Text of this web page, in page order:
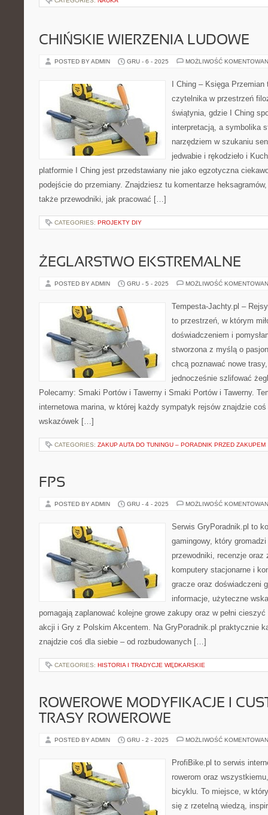
CHIŃSKIE WIERZENIA LUDOWE
POSTED BY ADMIN GRU - 6 - 2025 MOŻLIWOŚĆ
I Ching – Księga
czytelnika w przestrzeń
świątynia, gdzie I Ching
interpretacją, a symbolika
narzędziem w szukaniu
jedwabie i rękodzieło i
platformie I Ching jest przedstawiany nie jako egzotyczna
podejście do przemiany. Znajdziesz tu komentarze heksagramów,
także przewodniki, jak pracować […]
CATEGORIES: PROJEKTY DIY
ŻEGLARSTWO EKSTREMALNE
POSTED BY ADMIN GRU - 5 - 2025 MOŻLIWOŚĆ
Tempesta-Jachty.pl –
to przestrzeń, w którym
doświadczeniem i
stworzona z myślą o
chcą poznawać nowe
jednocześnie szlifować
Polecamy: Smaki Portów i Tawerny i Smaki Portów i Tawerny.
internetowa marina, w której każdy sympatyk rejsów znajdzie
wskazówek […]
CATEGORIES: ZAKUP AUTA DO TUNINGU – PORADNIK PRZED ZAKUPEM
FPS
POSTED BY ADMIN GRU - 4 - 2025 MOŻLIWOŚĆ
Serwis GryPoradnik.pl to
gamingowy, który
przewodniki, recenzje oraz
komputery stacjonarne i
gracze oraz doświadczeni
informacje, użyteczne
pomagają zaplanować kolejne growe zakupy oraz w pełni
akcji i Gry z Polskim Akcentem. Na GryPoradnik.pl praktycznie
znajdzie coś dla siebie – od rozbudowanych […]
CATEGORIES: HISTORIA I TRADYCJE WĘDKARSKIE
ROWEROWE MODYFIKACJE I
TRASY ROWEROWE
POSTED BY ADMIN GRU - 2 - 2025 MOŻLIWOŚĆ
ProfiBike.pl to serwis
rowerom oraz
bicyklu. To miejsce, w
się z rzetelną wiedzą,